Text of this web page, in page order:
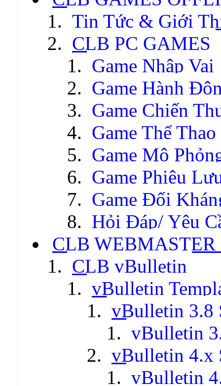
Tin Tức & Giới
CLB PC GAMES
Game Nhập Vai
Game Hành
Game Chiến
Game Thể Thao
Game Mô
Game Phiêu
Game Đối
Hỏi Đáp/ Yêu
CLB WEBMASTER
CLB vBulletin
vBulletin
vBulletin 3.8
vBulletin
vBulletin 4.x
vBulletin